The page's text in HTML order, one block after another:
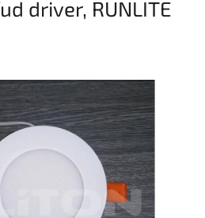
driver, RUNLITE